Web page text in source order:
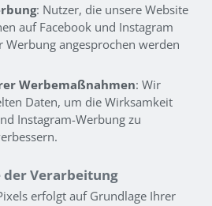
: Nutzer, die unsere Website
auf Facebook und Instagram
Werbung angesprochen werden
Werbemaßnahmen: Wir
Daten, um die Wirksamkeit
Instagram-Werbung zu
der Verarbeitung
erfolgt auf Grundlage Ihrer